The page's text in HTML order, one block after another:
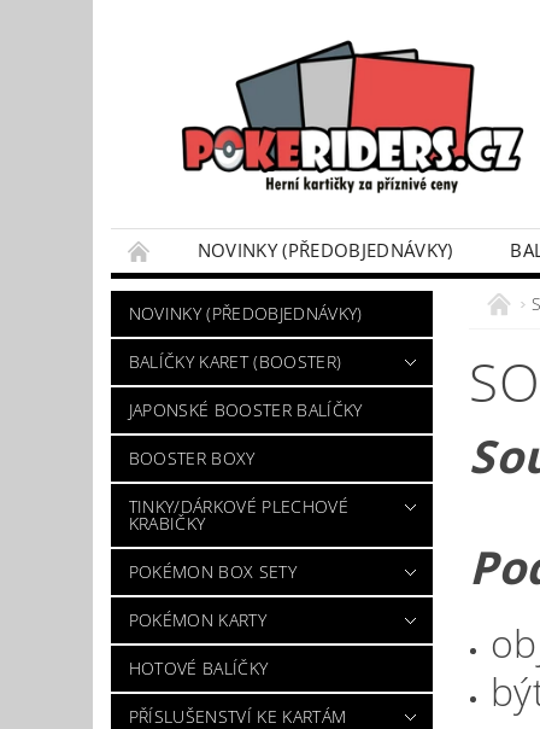
NOVINKY (PŘEDOBJEDNÁVKY)
POKÉMON BOX SETY
TINKY/DÁRKOVÉ
VÝKUP POKÉMON KARET
DÁRKOVÝ
NOVINKY (PŘEDOBJEDNÁVKY)
BALÍČKY KARET (BOOSTER)
JAPONSKÉ BOOSTER BALÍČKY
BOOSTER BOXY
TINKY/DÁRKOVÉ PLECHOVÉ
KRABIČKY
POKÉMON BOX SETY
POKÉMON KARTY
HOTOVÉ BALÍČKY
PŘÍSLUŠENSTVÍ KE KARTÁM